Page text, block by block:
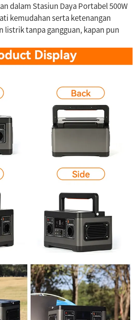
dalam Stasiun Daya Portabel 500W
kemudahan serta ketenangan
listrik tanpa gangguan, kapan pun